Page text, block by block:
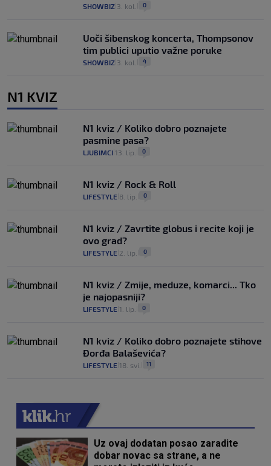
SHOWBIZ 3. kol. 0
Uoči šibenskog koncerta, Thompsonov
tim publici uputio važne poruke
SHOWBIZ 3. kol. 4
N1 KVIZ
N1 kviz / Koliko dobro poznajete
pasmine pasa?
LJUBIMCI 13. lip. 0
N1 kviz / Rock & Roll
LIFESTYLE 8. lip. 0
N1 kviz / Zavrtite globus i recite koji je
ovo grad?
LIFESTYLE 2. lip. 0
N1 kviz / Zmije, meduze, komarci... Tko
je najopasniji?
LIFESTYLE 1. lip. 0
N1 kviz / Koliko dobro poznajete stihove
Đorđa Balaševića?
LIFESTYLE 18. svi. 11
Uz ovaj dodatan posao zaradite
dobar novac sa strane, a ne